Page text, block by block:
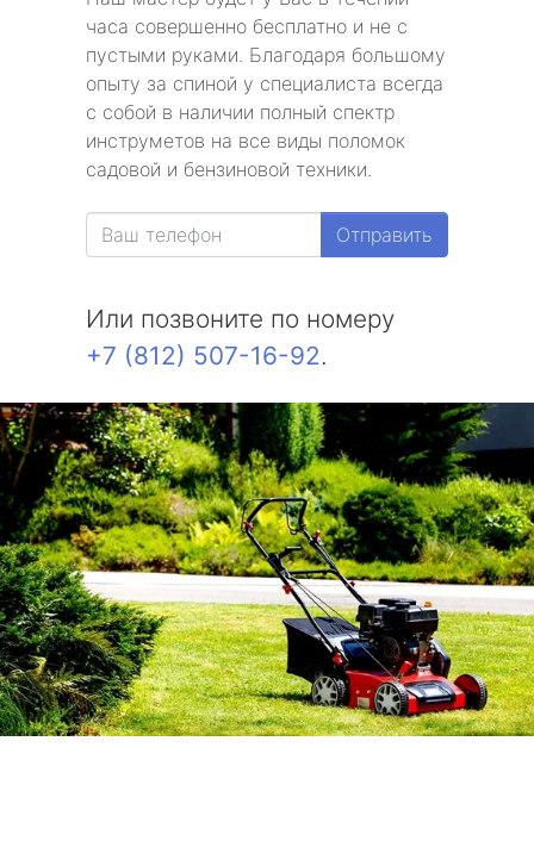
часа совершенно бесплатно и не с
пустыми руками. Благодаря большому
опыту за спиной у специалиста всегда
с собой в наличии полный спектр
инструметов на все виды поломок
садовой и бензиновой техники.
Отправить
Или позвоните по номеру
+7 (812) 507-16-92.